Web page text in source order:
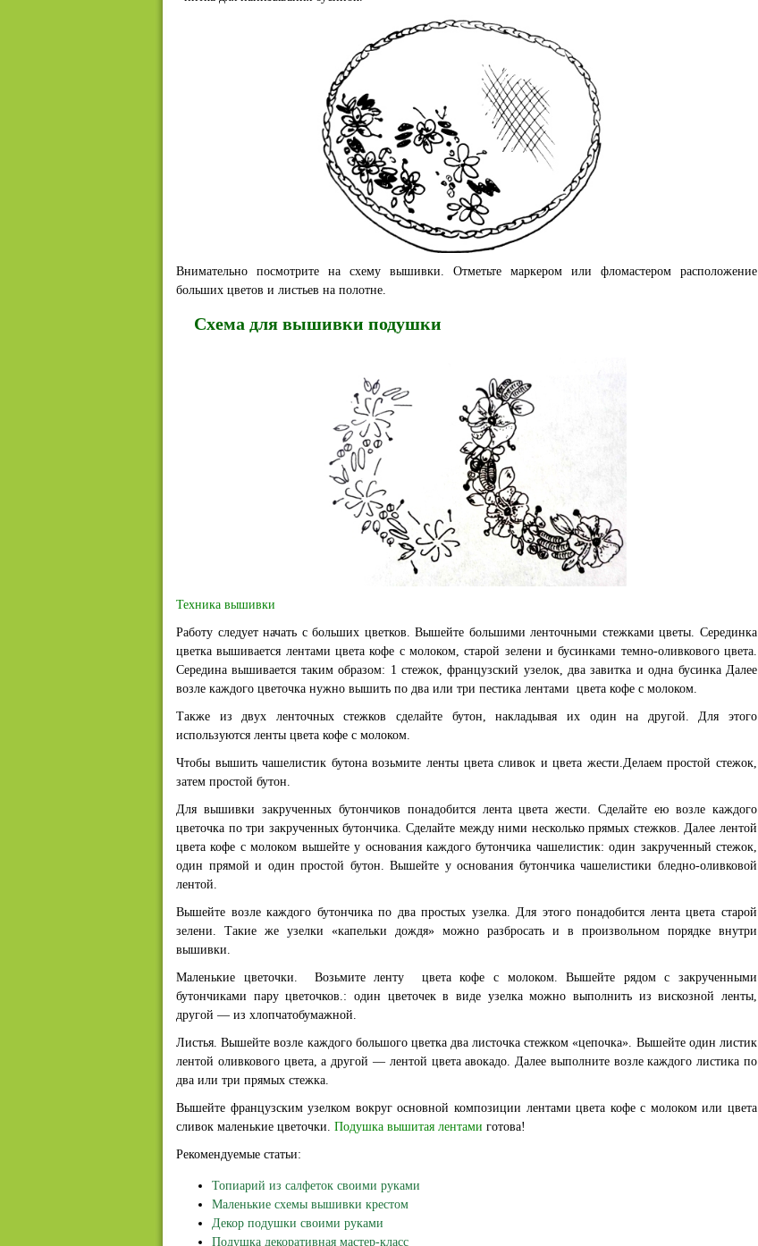
Внимательно посмотрите на схему вышивки. Отметьте маркером или фломастером расположение
больших цветов и листьев на полотне.
Схема для вышивки подушки
Техника вышивки
Работу следует начать с больших цветков. Вышейте большими ленточными стежками цветы. Серединка
цветка вышивается лентами цвета кофе с молоком, старой зелени и бусинками темно-оливкового цвета.
Середина вышивается таким образом: 1 стежок, французский узелок, два завитка и одна бусинка Далее
возле каждого цветочка нужно вышить по два или три пестика лентами цвета кофе с молоком.
Также из двух ленточных стежков сделайте бутон, накладывая их один на другой. Для этого
используются ленты цвета кофе с молоком.
Чтобы вышить чашелистик бутона возьмите ленты цвета сливок и цвета жести.Делаем простой стежок,
затем простой бутон.
Для вышивки закрученных бутончиков понадобится лента цвета жести. Сделайте ею возле каждого
цветочка по три закрученных бутончика. Сделайте между ними несколько прямых стежков. Далее лентой
цвета кофе с молоком вышейте у основания каждого бутончика чашелистик: один закрученный стежок,
один прямой и один простой бутон. Вышейте у основания бутончика чашелистики бледно-оливковой
лентой.
Вышейте возле каждого бутончика по два простых узелка. Для этого понадобится лента цвета старой
зелени. Такие же узелки «капельки дождя» можно разбросать и в произвольном порядке внутри
вышивки.
Маленькие цветочки. Возьмите ленту цвета кофе с молоком. Вышейте рядом с закрученными
бутончиками пару цветочков.: один цветочек в виде узелка можно выполнить из вискозной ленты,
другой — из хлопчатобумажной.
Листья. Вышейте возле каждого большого цветка два листочка стежком «цепочка». Вышейте один листик
лентой оливкового цвета, а другой — лентой цвета авокадо. Далее выполните возле каждого листика по
два или три прямых стежка.
Вышейте французским узелком вокруг основной композиции лентами цвета кофе с молоком или цвета
сливок маленькие цветочки. Подушка вышитая лентами готова!
Рекомендуемые статьи:
Топиарий из салфеток своими руками
Маленькие схемы вышивки крестом
Декор подушки своими руками
Подушка декоративная мастер-класс